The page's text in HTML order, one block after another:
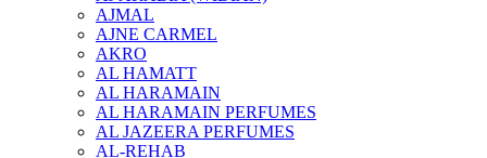
AJMAL
AJNE CARMEL
AKRO
AL HAMATT
AL HARAMAIN
AL HARAMAIN PERFUMES
AL JAZEERA PERFUMES
AL-REHAB